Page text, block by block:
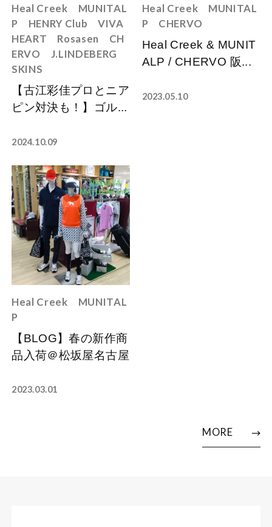
Heal Creek
MUNITAL
P
HENRY Club
VIVA
HEART
Rosasen
CH
ERVO
J.LINDEBERG
SKINS
【古江彩佳プロとニア
ピン対決も！】ゴル...
2024.10.09
Heal Creek
MUNITAL
P
CHERVO
Heal Creek & MUNIT
ALP / CHERVO 阪...
2023.05.10
Heal Creek
MUNITAL
P
【BLOG】春の新作商
品入荷＠松坂屋名古屋
2023.03.01
MORE